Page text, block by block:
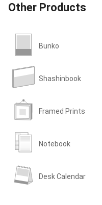
Other Products
Bunko
Shashinbook
Framed Prints
Notebook
Desk Calendar